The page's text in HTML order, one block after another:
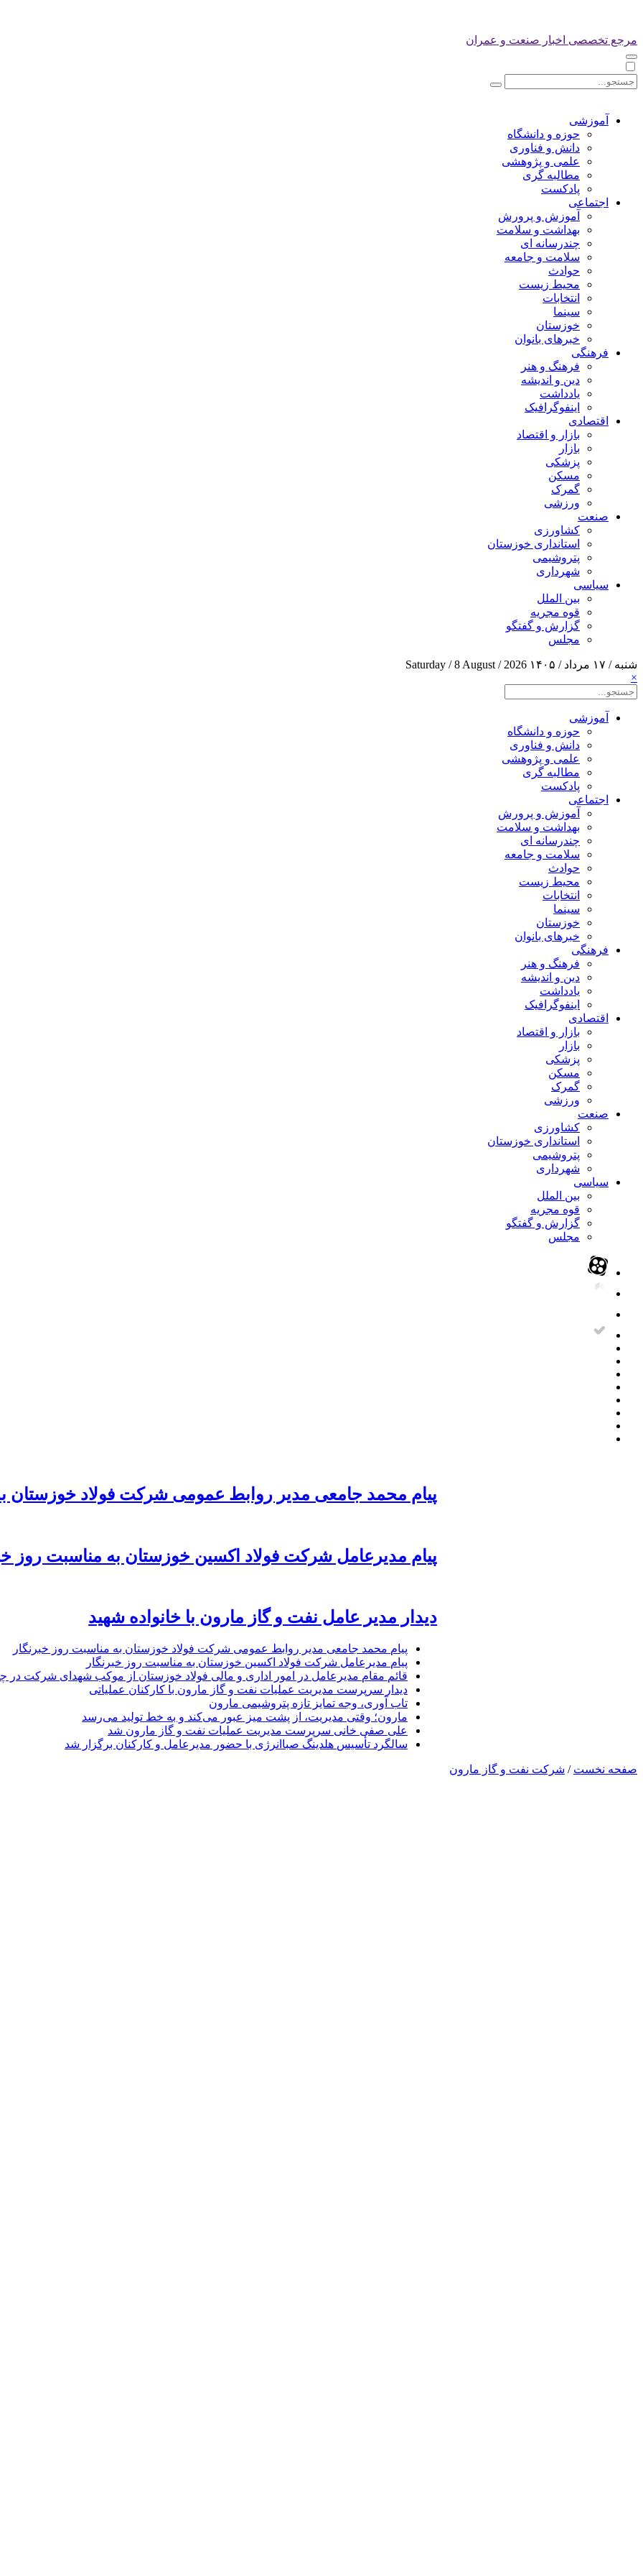
مرجع تخصصی اخبار صنعت و عمران
آموزشی
حوزه و دانشگاه
دانش و فناوری
علمی و پژوهشی
مطالبه گری
پادکست
اجتماعی
آموزش و پرورش
بهداشت و سلامت
چندرسانه ای
سلامت و جامعه
حوادث
محیط زیست
انتخابات
سینما
خوزستان
خبرهای بانوان
فرهنگی
فرهنگ و هنر
دین و اندیشه
یادداشت
اینفوگرافیک
اقتصادی
بازار و اقتصاد
بازار
پزشکی
مسکن
گمرک
ورزشی
صنعت
کشاورزی
استانداری خوزستان
پتروشیمی
شهرداری
سیاسی
بین الملل
قوه مجریه
گزارش و گفتگو
مجلس
شنبه / ۱۷ مرداد / ۱۴۰۵
Saturday / 8 August / 2026
×
آموزشی
حوزه و دانشگاه
دانش و فناوری
علمی و پژوهشی
مطالبه گری
پادکست
اجتماعی
آموزش و پرورش
بهداشت و سلامت
چندرسانه ای
سلامت و جامعه
حوادث
محیط زیست
انتخابات
سینما
خوزستان
خبرهای بانوان
فرهنگی
فرهنگ و هنر
دین و اندیشه
یادداشت
اینفوگرافیک
اقتصادی
بازار و اقتصاد
بازار
پزشکی
مسکن
گمرک
ورزشی
صنعت
کشاورزی
استانداری خوزستان
پتروشیمی
شهرداری
سیاسی
بین الملل
قوه مجریه
گزارش و گفتگو
مجلس
پیام محمد جامعی مدیر روابط عمومی شرکت فولاد خوزستان
پیام مدیرعامل شرکت فولاد اکسین خوزستان به مناسبت روز
دیدار مدیر عامل نفت و گاز مارون با خانواده شهید
پیام محمد جامعی مدیر روابط عمومی شرکت فولاد خوزستان به مناسبت روز خبرنگار
پیام مدیرعامل شرکت فولاد اکسین خوزستان به مناسبت روز خبرنگار
قائم مقام مدیرعامل در امور اداری و مالی فولاد خوزستان از موکب شهدای شرکت در
دیدار سرپرست مدیریت عملیات نفت و گاز مارون با کارکنان عملیاتی
تاب آوری، وجه تمایز تازه پتروشیمی مارون
مارون؛ وقتی مدیریت، از پشت میز عبور می‌کند و به خط تولید می‌رسد
علی صفی خانی سرپرست مدیریت عملیات نفت و گاز مارون شد
سالگرد تأسیس هلدینگ صباانرژی با حضور مدیرعامل و کارکنان برگزار شد
صفحه نخست / شرکت نفت و گاز مارون